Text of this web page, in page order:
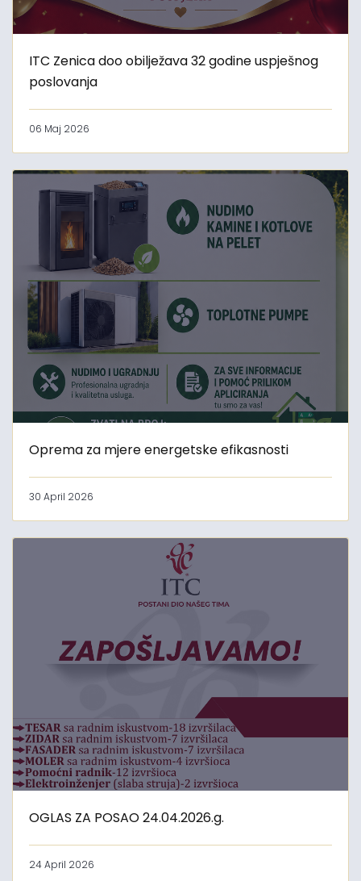
ITC Zenica doo obilježava 32 godine uspješnog
poslovanja
06 Maj 2026
Oprema za mjere energetske efikasnosti
30 April 2026
OGLAS ZA POSAO 24.04.2026.g.
24 April 2026